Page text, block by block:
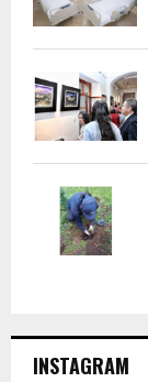
INSTAGRAM